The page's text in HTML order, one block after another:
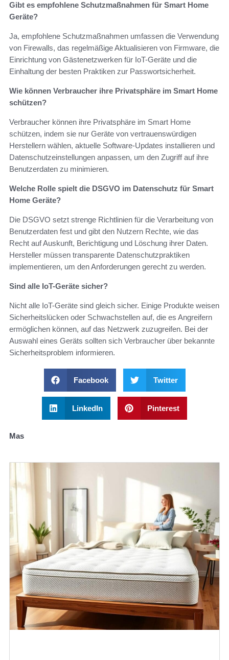
Gibt es empfohlene Schutzmaßnahmen für Smart Home
Geräte?
Ja, empfohlene Schutzmaßnahmen umfassen die Verwendung
von Firewalls, das regelmäßige Aktualisieren von Firmware, die
Einrichtung von Gästenetzwerken für IoT-Geräte und die
Einhaltung der besten Praktiken zur Passwortsicherheit.
Wie können Verbraucher ihre Privatsphäre im Smart Home
schützen?
Verbraucher können ihre Privatsphäre im Smart Home
schützen, indem sie nur Geräte von vertrauenswürdigen
Herstellern wählen, aktuelle Software-Updates installieren und
Datenschutzeinstellungen anpassen, um den Zugriff auf ihre
Benutzerdaten zu minimieren.
Welche Rolle spielt die DSGVO im Datenschutz für Smart
Home Geräte?
Die DSGVO setzt strenge Richtlinien für die Verarbeitung von
Benutzerdaten fest und gibt den Nutzern Rechte, wie das
Recht auf Auskunft, Berichtigung und Löschung ihrer Daten.
Hersteller müssen transparente Datenschutzpraktiken
implementieren, um den Anforderungen gerecht zu werden.
Sind alle IoT-Geräte sicher?
Nicht alle IoT-Geräte sind gleich sicher. Einige Produkte weisen
Sicherheitslücken oder Schwachstellen auf, die es Angreifern
ermöglichen können, auf das Netzwerk zuzugreifen. Bei der
Auswahl eines Geräts sollten sich Verbraucher über bekannte
Sicherheitsproblem informieren.
Facebook Twitter
LinkedIn Pinterest
Mas